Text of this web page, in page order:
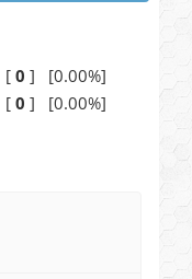
[ 0 ]
[0.00%]
[ 0 ]
[0.00%]